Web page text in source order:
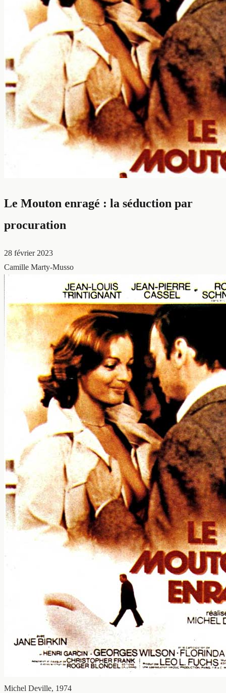
Le Mouton enragé : la séduction par
procuration
28 février 2023
Camille Marty-Musso
Michel Deville, 1974